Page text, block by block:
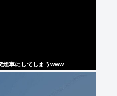
煙車にしてしまうwww